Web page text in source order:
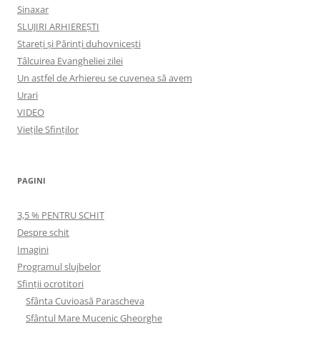
Sinaxar
SLUJIRI ARHIEREȘTI
Stareți și Părinți duhovnicești
Tâlcuirea Evangheliei zilei
Un astfel de Arhiereu se cuvenea să avem
Urari
VIDEO
Viețile Sfinților
PAGINI
3,5 % PENTRU SCHIT
Despre schit
Imagini
Programul slujbelor
Sfinţii ocrotitori
Sfânta Cuvioasă Parascheva
Sfântul Mare Mucenic Gheorghe